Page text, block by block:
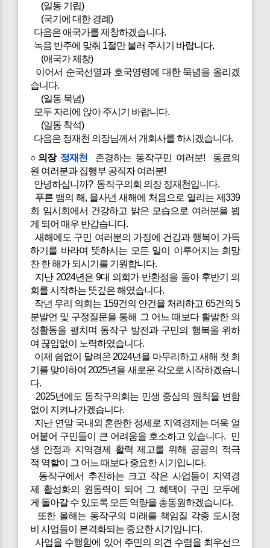
(일동 기립)
(국기에 대한 경례)
다음은 애국가를 제창하겠습니다.
녹음 반주에 맞춰 1절만 불러 주시기 바랍니다.
(애국가 제창)
이어서 순국선열과 호국영령에 대한 묵념을 올리겠
습니다.
(일동 묵념)
모두 자리에 앉아 주시기 바랍니다.
(일동 착석)
다음은 정재천 의장님께서 개회사를 하시겠습니다.
○의장 정재천 존경하는 동작구민 여러분! 동료의
원 여러분과 집행부 공직자 여러분!
안녕하십니까? 동작구의회 의장 정재천입니다.
푸른 뱀의 해, 을사년 새해에 처음으로 열리는 제339
회 임시회에서 건강하고 밝은 모습으로 여러분을 뵙
게 되어 매우 반갑습니다.
새해에도 구민 여러분의 가정에 건강과 행복이 가득
하기를 바라며 뜻하시는 모든 일이 이루어지는 희망
찬 한 해가 되시기를 기원합니다.
지난 2024년은 9대 의회가 반환점을 돌아 후반기 의
회를 시작하는 뜻깊은 해였습니다.
작년 우리 의회는 159건의 안건을 처리하고 65건의 5
분발언 및 구정질문을 통해 그 어느 때보다 활발한 의
정활동을 펼치며 동작구 발전과 구민의 행복을 위하
여 끊임없이 노력하였습니다.
이제 쉼없이 달려온 2024년을 마무리하고 새해 첫 회
기를 맞이하여 2025년을 새로운 각오로 시작하겠습니
다.
2025년에도 동작구의회는 민생 중심의 원칙을 변함
없이 지켜나가겠습니다.
지난 연말 국내외 혼란한 정세로 지역경제는 더욱 얼
어붙어 구민들이 큰 어려움을 호소하고 있습니다. 민
생 안정과 지역경제 활력 제고를 위해 공공의 적극
적 역할이 그 어느 때보다 중요한 시기입니다.
동작구에서 추진하는 크고 작은 사업들이 지역경
제 활성화의 원동력이 되어 그 혜택이 구민 모두에
게 돌아갈 수 있도록 모든 역량을 총동원하겠습니다.
또한 올해는 동작구의 미래를 책임질 각종 도시정
비 사업들이 본격화되는 중요한 시기입니다.
사업을 수행함에 있어 주민의 의견 수렴을 최우선으